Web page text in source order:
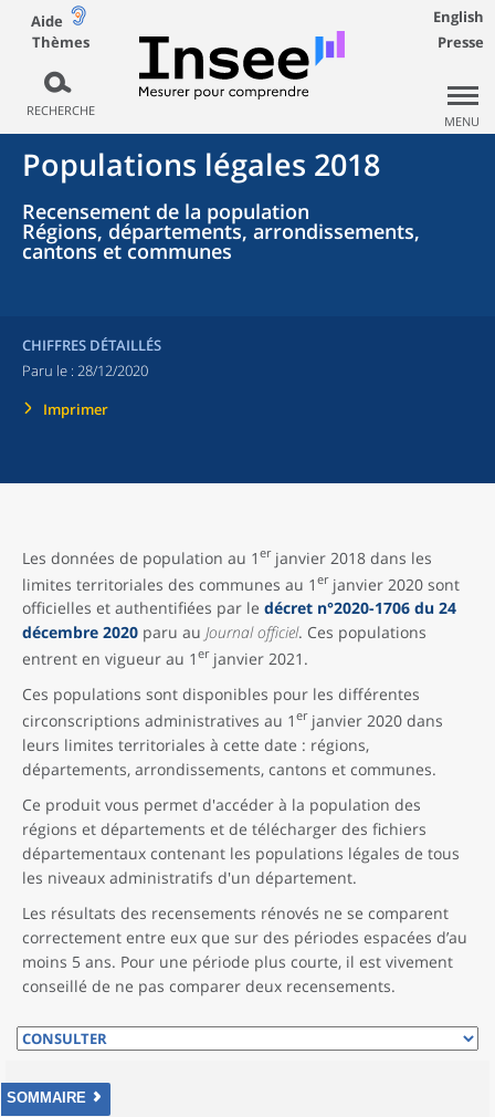
Aide
Thèmes
RECHERCHE
English
Presse
MENU
Populations légales 2018
Recensement de la population
Régions, départements, arrondissements,
cantons et communes
CHIFFRES DÉTAILLÉS
Paru le : 28/12/2020
Imprimer
Les données de population au 1 erjanvier 2018 dans les
limites territoriales des communes au 1 erjanvier 2020 sont
officielles et authentifiées par le décret n°2020-1706 du 24
décembre 2020 paru au Journal officiel. Ces populations
entrent en vigueur au 1 erjanvier 2021.
Ces populations sont disponibles pour les différentes
circonscriptions administratives au 1 erjanvier 2020 dans
leurs limites territoriales à cette date : régions,
départements, arrondissements, cantons et communes.
Ce produit vous permet d'accéder à la population des
régions et départements et de télécharger des fichiers
départementaux contenant les populations légales de tous
les niveaux administratifs d'un département.
Les résultats des recensements rénovés ne se comparent
correctement entre eux que sur des périodes espacées d’au
moins 5 ans. Pour une période plus courte, il est vivement
conseillé de ne pas comparer deux recensements.
SOMMAIRE